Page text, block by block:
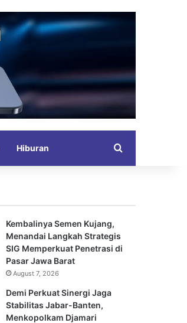
Hiburan
Kembalinya Semen Kujang,
Menandai Langkah Strategis
SIG Memperkuat Penetrasi di
Pasar Jawa Barat
August 7, 2026
Demi Perkuat Sinergi Jaga
Stabilitas Jabar-Banten,
Menkopolkam Djamari